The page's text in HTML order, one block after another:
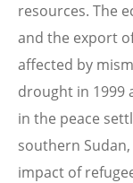
resources. The
and the export
affected by
drought in 1999
in the peace
southern
impact of